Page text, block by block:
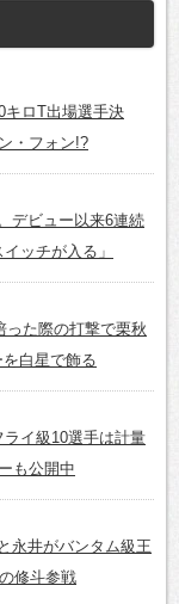
キロT出場選手決
・フォン!?
デビュー以来6連続
ッチが入る」
った際の打撃で栗秋
白星で飾る
ライ級10選手は計量
も公開中
永井がバンタム級王
修斗参戦